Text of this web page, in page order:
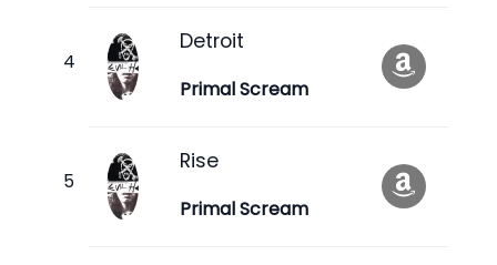
Detroit
Primal Scream
Rise
Primal Scream